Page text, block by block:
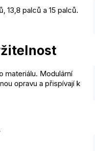
13,8 palců a 15 palců.
materiálu. Modulární
opravu a přispívají k